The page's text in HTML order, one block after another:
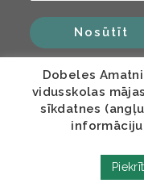
Nosūtīt
©
Dobeles
vidusskolas
sīkdatnes